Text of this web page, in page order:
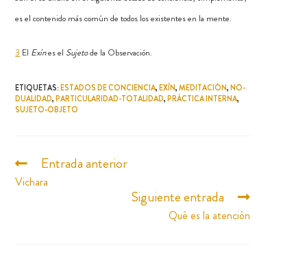
es el contenido más común de todos los existentes en la mente.
3 El Exínes el Sujetode la Observación.
ETIQUETAS:ESTADOS DE CONCIENCIA, EXÍN, MEDITACIÓN, NO-
DUALIDAD, PARTICULARIDAD-TOTALIDAD, PRÁCTICA INTERNA,
SUJETO-OBJETO
Entrada anterior
Vichara
Siguiente entrada
Qué es la atención